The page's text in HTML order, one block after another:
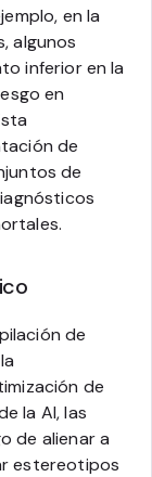
en la
algunos
inferior en la
en
de
de
de
de
la AI, las
de alienar a
estereotipos